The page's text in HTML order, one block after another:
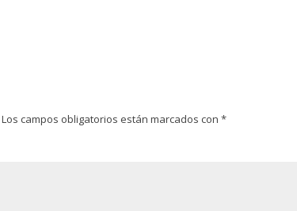
Los campos obligatorios están marcados con *